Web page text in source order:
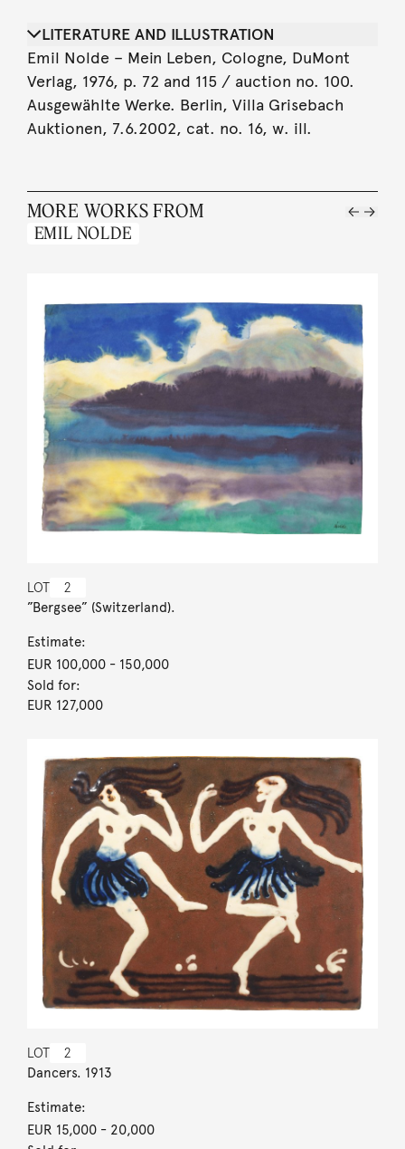
LITERATURE AND ILLUSTRATION
Emil Nolde – Mein Leben, Cologne, DuMont
Verlag, 1976, p. 72 and 115 / auction no. 100.
Ausgewählte Werke. Berlin, Villa Grisebach
Auktionen, 7.6.2002, cat. no. 16, w. ill.
MORE WORKS FROM
EMIL NOLDE
LOT 2
”Bergsee” (Switzerland).
Estimate:
EUR 100,000- 150,000
Sold for:
EUR 127,000
LOT 2
Dancers. 1913
Estimate:
EUR 15,000- 20,000